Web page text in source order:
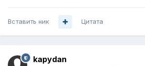
Вставить ник Цитата
kapydan